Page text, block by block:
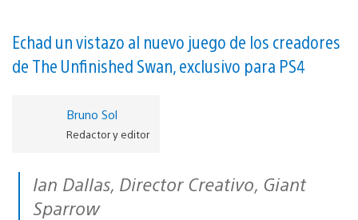
tráiler
vídeo
Echad un vistazo al nuevo juego de los creadores
de The Unfinished Swan, exclusivo para PS4
Bruno Sol
Redactor y editor
Ian Dallas, Director Creativo, Giant
Sparrow